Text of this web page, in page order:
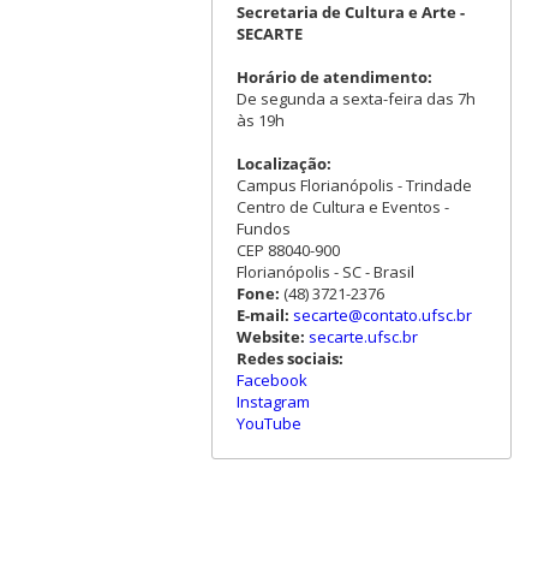
Secretaria de Cultura e Arte -
SECARTE
Horário de atendimento:
De segunda a sexta-feira das 7h
às 19h
Localização:
Campus Florianópolis - Trindade
Centro de Cultura e Eventos -
Fundos
CEP 88040-900
Florianópolis - SC - Brasil
Fone: (48) 3721-2376
E-mail: secarte@contato.ufsc.br
Website: secarte.ufsc.br
Redes sociais:
Facebook
Instagram
YouTube